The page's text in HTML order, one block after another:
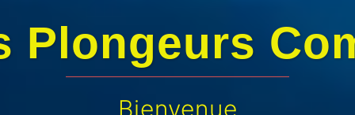
Plongeurs
Espace Plongée